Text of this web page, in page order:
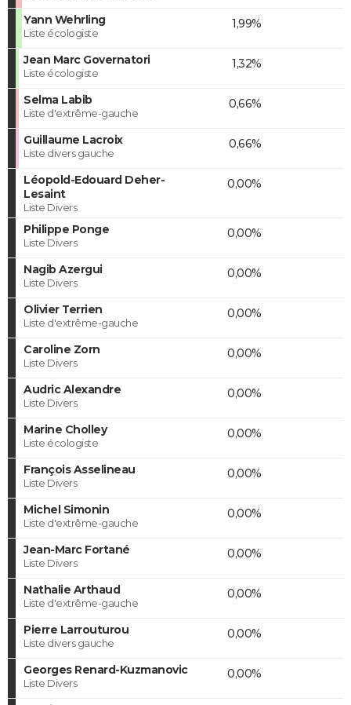
Yann Wehrling
Liste écologiste
1,99%
Jean Marc Governatori
Liste écologiste
1,32%
Selma Labib
Liste d'extrême-gauche
0,66%
Guillaume Lacroix
Liste divers gauche
0,66%
Léopold-Edouard Deher-
Lesaint
Liste Divers
0,00%
Philippe Ponge
Liste Divers
0,00%
Nagib Azergui
Liste Divers
0,00%
Olivier Terrien
Liste d'extrême-gauche
0,00%
Caroline Zorn
Liste Divers
0,00%
Audric Alexandre
Liste Divers
0,00%
Marine Cholley
Liste écologiste
0,00%
François Asselineau
Liste Divers
0,00%
Michel Simonin
Liste d'extrême-gauche
0,00%
Jean-Marc Fortané
Liste Divers
0,00%
Nathalie Arthaud
Liste d'extrême-gauche
0,00%
Pierre Larrouturou
Liste divers gauche
0,00%
Georges Renard-Kuzmanovic
Liste Divers
0,00%